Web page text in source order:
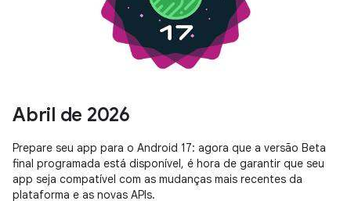
Abril de 2026
Prepare seu app para o Android 17: agora que a versão Beta
final programada está disponível, é hora de garantir que seu
app seja compatível com as mudanças mais recentes da
plataforma e as novas APIs.